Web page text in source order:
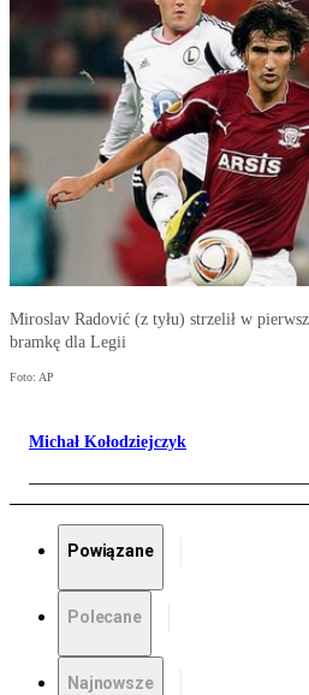
Miroslav Radović (z tyłu) strzelił w
bramkę dla Legii
Foto: AP
Michał Kołodziejczyk
Powiązane
Polecane
Najnowsze